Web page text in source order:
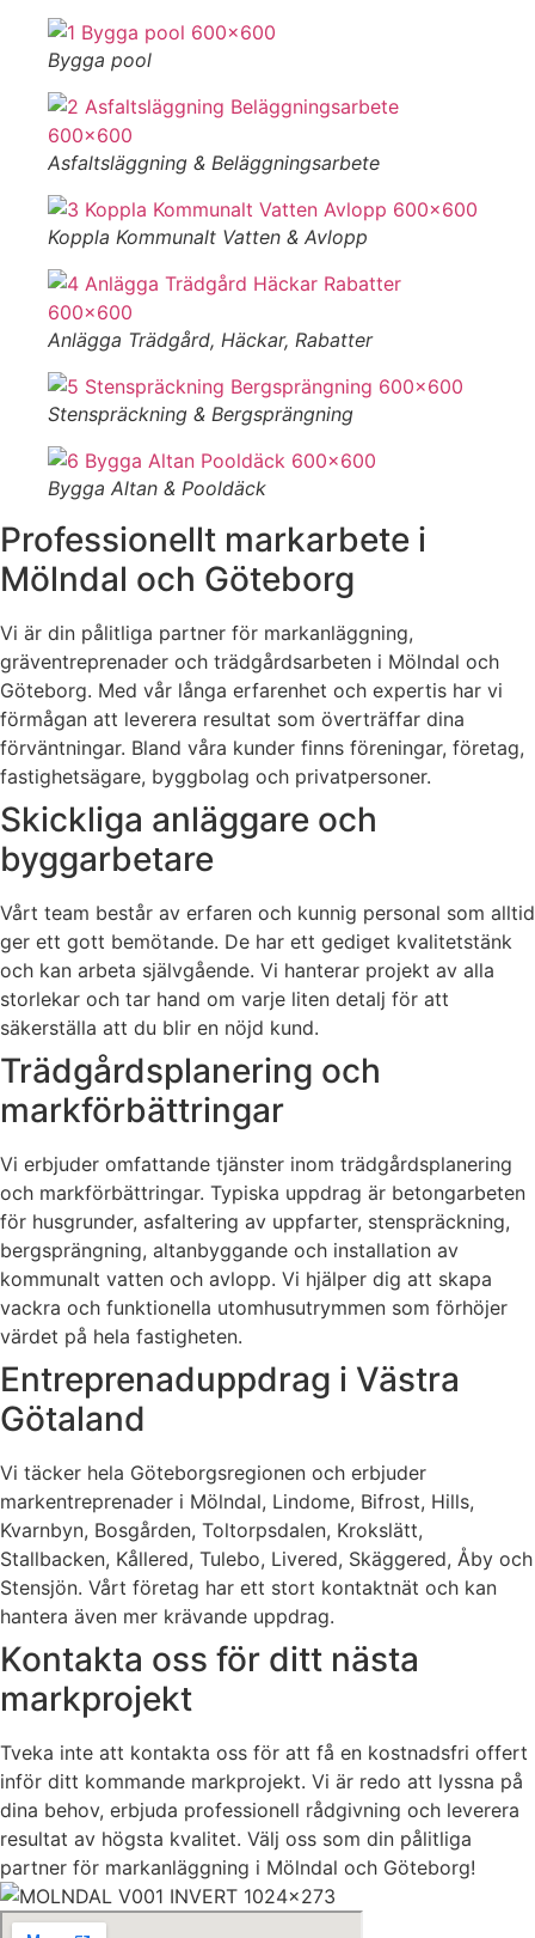
Bygga pool
Asfaltsläggning & Beläggningsarbete
Koppla Kommunalt Vatten & Avlopp
Anlägga Trädgård, Häckar, Rabatter
Stenspräckning & Bergsprängning
Bygga Altan & Pooldäck
Professionellt markarbete i
Mölndal och Göteborg
Vi är din pålitliga partner för markanläggning,
gräventreprenader och trädgårdsarbeten i Mölndal och
Göteborg. Med vår långa erfarenhet och expertis har vi
förmågan att leverera resultat som överträffar dina
förväntningar. Bland våra kunder finns föreningar, företag,
fastighetsägare, byggbolag och privatpersoner.
Skickliga anläggare och
byggarbetare
Vårt team består av erfaren och kunnig personal som alltid
ger ett gott bemötande. De har ett gediget kvalitetstänk
och kan arbeta självgående. Vi hanterar projekt av alla
storlekar och tar hand om varje liten detalj för att
säkerställa att du blir en nöjd kund.
Trädgårdsplanering och
markförbättringar
Vi erbjuder omfattande tjänster inom trädgårdsplanering
och markförbättringar. Typiska uppdrag är betongarbeten
för husgrunder, asfaltering av uppfarter, stenspräckning,
bergsprängning, altanbyggande och installation av
kommunalt vatten och avlopp. Vi hjälper dig att skapa
vackra och funktionella utomhusutrymmen som förhöjer
värdet på hela fastigheten.
Entreprenaduppdrag i Västra
Götaland
Vi täcker hela Göteborgsregionen och erbjuder
markentreprenader i Mölndal, Lindome, Bifrost, Hills,
Kvarnbyn, Bosgården, Toltorpsdalen, Krokslätt,
Stallbacken, Kållered, Tulebo, Livered, Skäggered, Åby och
Stensjön. Vårt företag har ett stort kontaktnät och kan
hantera även mer krävande uppdrag.
Kontakta oss för ditt nästa
markprojekt
Tveka inte att kontakta oss för att få en kostnadsfri offert
inför ditt kommande markprojekt. Vi är redo att lyssna på
dina behov, erbjuda professionell rådgivning och leverera
resultat av högsta kvalitet. Välj oss som din pålitliga
partner för markanläggning i Mölndal och Göteborg!